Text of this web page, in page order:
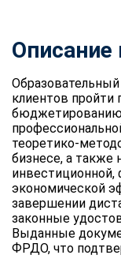
Описание
клиентов
бюджетированию
теоретико-
бизнесе, а также
инвестиционной,
экономической
завершении
законные
Выданные
ФРДО, что